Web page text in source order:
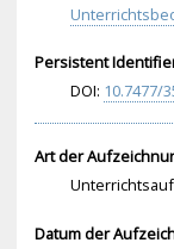
Persistent
DOI: 10.7477/3
Art der
Datum der